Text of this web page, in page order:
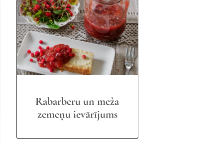
Rabarberu un meža
zemeņu ievārījums